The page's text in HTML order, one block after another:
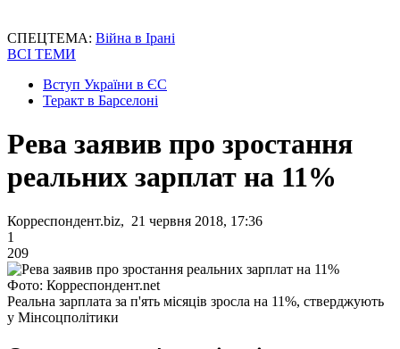
СПЕЦТЕМА: Війна в Ірані
ВСІ ТЕМИ
Вступ України в ЄС
Теракт в Барселоні
Рева заявив про зростання
реальних зарплат на 11%
Корреспондент.biz, 21 червня 2018, 17:36
1
209
Фото: Корреспондент.net
Реальна зарплата за п'ять місяців зросла на 11%, стверджують
у Мінсоцполітики